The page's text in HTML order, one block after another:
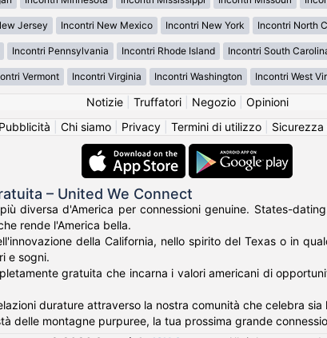
Jersey Incontri New Mexico Incontri New York Incontri North
Incontri Pennsylvania Incontri Rhode Island Incontri South
Vermont Incontri Virginia Incontri Washington Incontri West
Notizie| Truffatori| Negozio| Opinioni
Pubblicità Chi siamo Privacy Termini di utilizzo Sicurezza
– United We Connect
diversa d'America per connessioni genuine. States-
rende l'America bella.
della California, nello spirito del Texas o in
e sogni.
gratuita che incarna i valori americani di
durature attraverso la nostra comunità che celebra
delle montagne purpuree, la tua prossima grande